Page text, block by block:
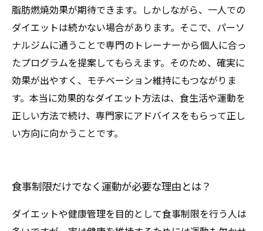
脂肪燃焼効果が期待できます。しかしながら、一人での
ダイエットは続かない場合があります。そこで、パーソ
ナルジムに通うことで専門のトレーナーから個人に合っ
たプログラムを提案してもらえます。そのため、確実に
効果が出やすく、モチベーション維持にもつながりま
す。本当に効果的なダイエット方法は、食生活や運動を
正しい方法で続け、専門家にアドバイスをもらって正し
い方向に向かうことです。
食事制限だけでなく運動が必要な理由とは？
ダイエットや健康管理を目的として食事制限を行う人は